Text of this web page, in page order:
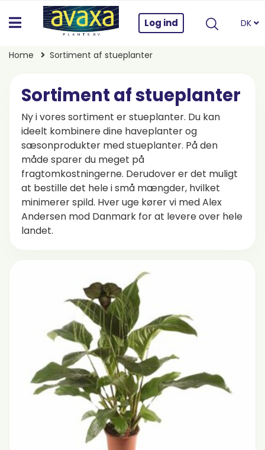
Log ind DK
Home Sortiment af stueplanter
Sortiment af stueplanter
Ny i vores sortiment er stueplanter. Du kan
ideelt kombinere dine haveplanter og
sæsonprodukter med stueplanter. På den
måde sparer du meget på
fragtomkostningerne. Derudover er det muligt
at bestille det hele i små mængder, hvilket
minimerer spild. Hver uge kører vi med Alex
Andersen mod Danmark for at levere over hele
landet.